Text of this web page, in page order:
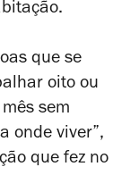
que se
oito ou
sem
onde viver”,
que fez no